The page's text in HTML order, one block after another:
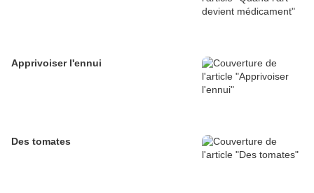
Apprivoiser l'ennui
Des tomates